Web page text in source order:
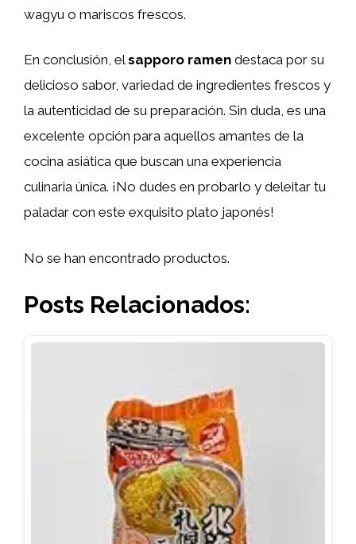
wagyu o mariscos frescos.
En conclusión, elsapporo ramen destaca por su
delicioso sabor, variedad de ingredientes frescos y
la autenticidad de su preparación. Sin duda, es una
excelente opción para aquellos amantes de la
cocina asiática que buscan una experiencia
culinaria única. ¡No dudes en probarlo y deleitar tu
paladar con este exquisito plato japonés!
No se han encontrado productos.
Posts Relacionados: